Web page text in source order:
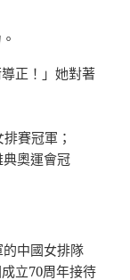
正！」她對著
賽冠軍；
奧運會冠
中國女排隊
立70周年接待